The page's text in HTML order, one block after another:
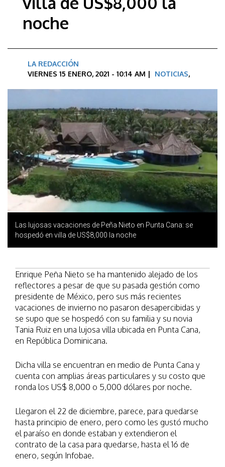
noche
LA REDACCIÓN
VIERNES 15 ENERO, 2021 - 10:14 AM | NOTICIAS,
Las lujosas vacaciones de Peña Nieto en Punta Cana: se
hospedó en villa de US$8,000 la noche
Enrique Peña Nieto se ha mantenido alejado de los
reflectores a pesar de que su pasada gestión como
presidente de México, pero sus más recientes
vacaciones de invierno no pasaron desapercibidas y
se supo que se hospedó con su familia y su novia
Tania Ruiz en una lujosa villa ubicada en Punta Cana,
en República Dominicana.
Dicha villa se encuentran en medio de Punta Cana y
cuenta con amplias áreas particulares y su costo que
ronda los US$ 8,000 o 5,000 dólares por noche.
Llegaron el 22 de diciembre, parece, para quedarse
hasta principio de enero, pero como les gustó mucho
el paraíso en donde estaban y extendieron el
contrato de la casa para quedarse, hasta el 16 de
enero, según Infobae.